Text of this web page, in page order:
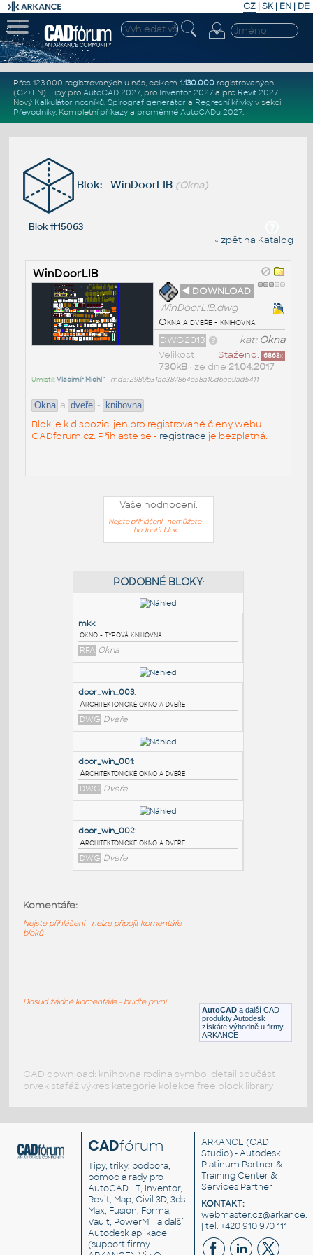
CZ | SK| EN | DE
Přes 123.000 registrovaných u nás, celkem 1.130.000registrovaných
(CZ+EN). Tipy pro AutoCAD 2027, pro Inventor 2027a pro Revit 2027.
Nový Kalkulátor nosníků, Spirograf generátor a Regresní křivkyv sekci
Převodníky. Kompletní příkazya proměnné AutoCADu 2027.
Blok: WinDoorLIB (Okna)
Blok #15063
« zpět na Katalog
WinDoorLIB
◄ DOWNLOAD
WinDoorLIB.dwg
Okna a dveře - knihovna
kat: Okna
DWG2013
Staženo: 6863x
Velikost
730kB• ze dne 21.04.2017
Umístil:Vladimír Michl^ • md5: 2989b31ac387864c58a10d6ac9ad5411
Okna a dveře - knihovna
Blok je k dispozici jen pro registrované členy webu
CADforum.cz. Přihlaste se - registrace je bezplatná.
Vaše hodnocení:
Nejste přihlášeni - nemůžete
hodnotit blok
PODOBNÉ BLOKY:
mkk:
okno - typová knihovna
RFA Okna
door_win_003:
Architektonické okno a dveře
DWG Dveře
DWG Dveře
Dveře AutoCAD a další CAD
produkty Autodesk
získáte výhodně u firmy
ARKANCE
Komentáře:
Nejste přihlášeni - nelze připojit komentáře
bloků
Dosud žádné komentáře - buďte první
CAD download: knihovna rodina symbol detail součást
prvek stafáž výkres kategorie kolekce free block library
CADfórum
Tipy, triky, podpora,
pomoc a rady pro
AutoCAD, LT, Inventor,
Revit, Map, Civil 3D, 3ds
Max, Fusion, Forma,
Vault, PowerMill a další
Autodesk aplikace
(support firmy
ARKANCE (CAD
Studio) - Autodesk
Platinum Partner &
Training Center &
Services Partner
KONTAKT:
| tel. +420 910 970 111